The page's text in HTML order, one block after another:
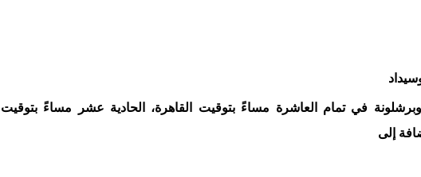
في تمام العاشرة مساءً بتوقيت القاهرة، الحادية عشر مساءً بتوقيت
إلى